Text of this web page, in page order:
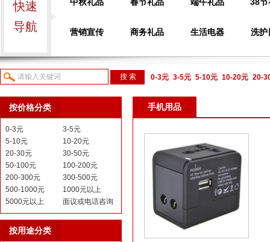
快速
导航
营销宣传 商务礼品 生活电器 洗护
0-3元 3-5元 5-10元 10-20元 20-
议或电话咨询
按价格分类
0-3元
3-5元
5-10元
10-20元
20-30元
30-50元
50-100元
100-200元
200-300元
300-500元
500-1000元
1000元以上
5000元以上
面议或电话咨询
按用途分类
手机用品